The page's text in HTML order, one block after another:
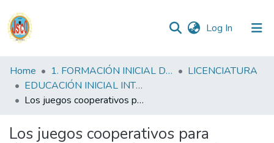
Log In (current)
Communities
&
Collections
Home 1. FORMACIÓN INICIAL DOCENTE
LICENCIATURA
EDUCACIÓN INICIAL INTERCULTURAL BILINGUE FID
Los juegos cooperativos para disminuir las conductas agresivas en los niños y niñas 4 años en la Institución Educativa Inicial N.°429-2/ Mx-P de Nueva Jerusalén - Huanta 2022
Los juegos cooperativos para